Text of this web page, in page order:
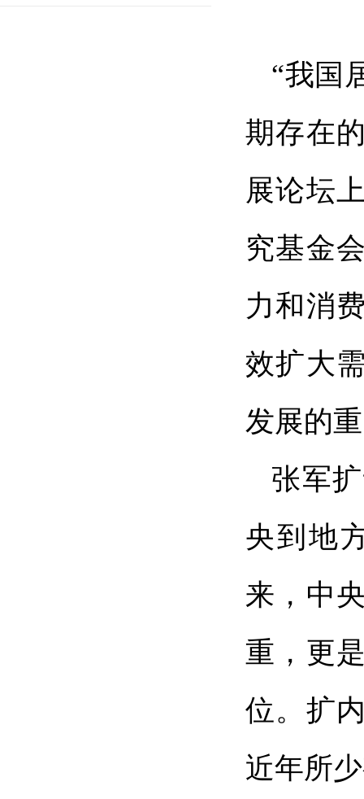
“我国
期存在
展论坛
究基金
力和消
效扩大
发展的
张军
央到地
来，中
重，更
位。扩
近年所